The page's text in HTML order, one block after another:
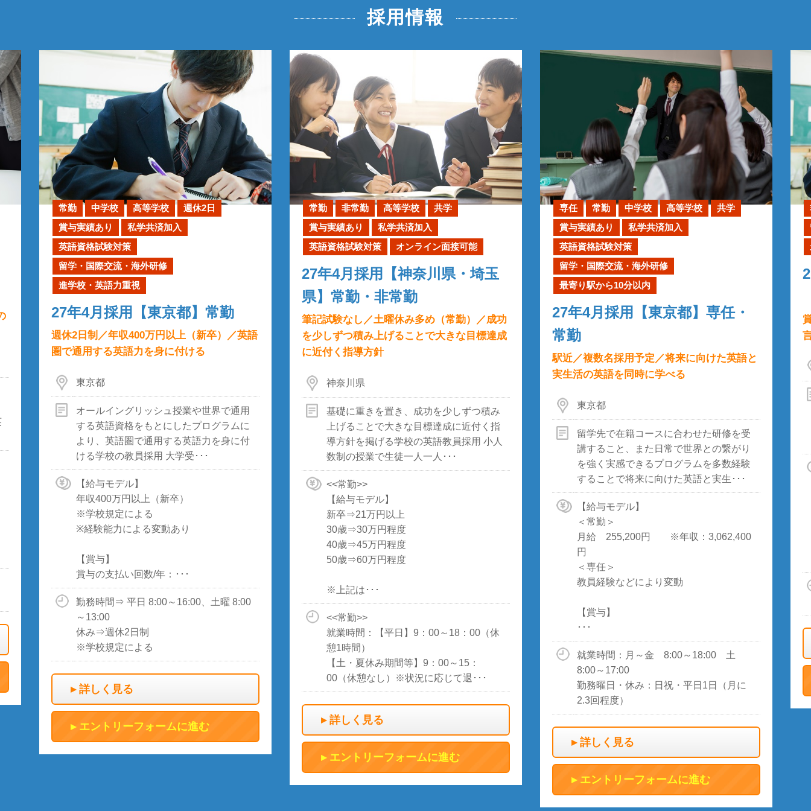
採用情報
常勤 中学校 高等学校
週休2日
賞与実績あり
私学共済加入
英語資格試験対策
留学・国際交流・海外研修
進学校・英語力重視
27年4月採用【東京都】常勤
週休2日制／年収400万円以上（新卒）／英語
圏で通用する英語力を身に付ける
東京都
オールイングリッシュ授業や世界で通用
する英語資格をもとにしたプログラムに
より、英語圏で通用する英語力を身に付
ける学校の教員採用 大学受･･･
【給与モデル】
年収400万円以上（新卒）
※学校規定による
※経験能力による変動あり
【賞与】
賞与の支払い回数/年：･･･
勤務時間⇒ 平日 8:00～16:00、土曜 8:00
～13:00
休み⇒週休2日制
※学校規定による
詳しく見る
エントリーフォームに進む
常勤 非常勤 高等学校
共学
賞与実績あり
私学共済加入
英語資格試験対策
オンライン面接可能
27年4月採用【神奈川県・埼玉
県】常勤・非常勤
筆記試験なし／土曜休み多め（常勤）／成功
を少しずつ積み上げることで大きな目標達成
に近付く指導方針
神奈川県
基礎に重きを置き、成功を少しずつ積み
上げることで大きな目標達成に近付く指
導方針を掲げる学校の英語教員採用 小人
数制の授業で生徒一人一人･･･
<<常勤>>
【給与モデル】
新卒⇒21万円以上
30歳⇒30万円程度
40歳⇒45万円程度
50歳⇒60万円程度
※上記は･･･
<<常勤>>
就業時間：【平日】9：00～18：00（休
憩1時間）
【土・夏休み期間等】9：00～15：
00（休憩なし）※状況に応じて退･･･
詳しく見る
エントリーフォームに進む
専任 常勤 中学校 高等学校
共学
賞与実績あり
私学共済加入
英語資格試験対策
留学・国際交流・海外研修
最寄り駅から10分以内
27年4月採用【東京都】専任・
常勤
駅近／複数名採用予定／将来に向けた英語と
実生活の英語を同時に学べる
東京都
留学先で在籍コースに合わせた研修を受
講すること、また日常で世界との繋がり
を強く実感できるプログラムを多数経験
することで将来に向けた英語と実生･･･
【給与モデル】
＜常勤＞
月給 255,200円 ※年収：3,062,400
円
＜専任＞
教員経験などにより変動
【賞与】
･･･
就業時間：月～金 8:00～18:00 土
8:00～17:00
勤務曜日・休み：日祝・平日1日（月に
2.3回程度）
詳しく見る
エントリーフォームに進む